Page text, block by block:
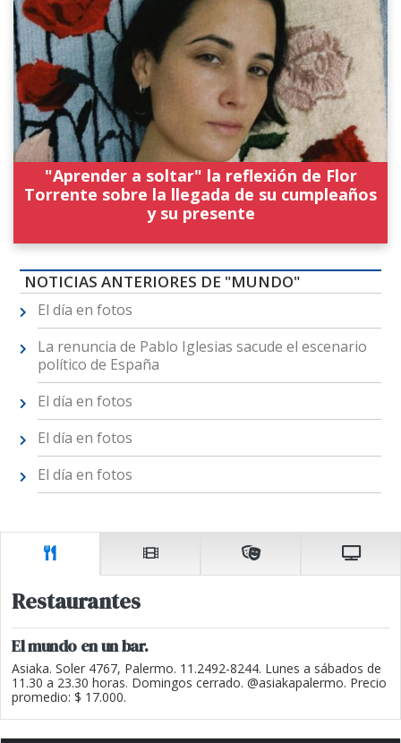
"Aprender a soltar" la reflexión de Flor
Torrente sobre la llegada de su cumpleaños
y su presente
NOTICIAS ANTERIORES DE "MUNDO"
El día en fotos
La renuncia de Pablo Iglesias sacude el escenario
político de España
El día en fotos
El día en fotos
El día en fotos
Restaurantes
El mundo en un bar.
Asiaka. Soler 4767, Palermo. 11.2492-8244. Lunes a sábados de
11.30 a 23.30 horas. Domingos cerrado. @asiakapalermo. Precio
promedio: $ 17.000.